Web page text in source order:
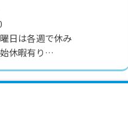
日は各週で休み
休暇有り